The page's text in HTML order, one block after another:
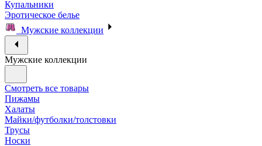
Купальники
Эротическое белье
Мужские коллекции
Мужские коллекции
Смотреть все товары
Пижамы
Халаты
Майки/футболки/толстовки
Трусы
Носки